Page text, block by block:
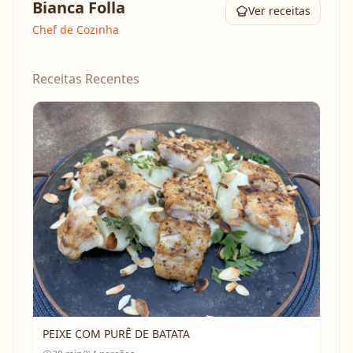
Bianca Folla
Chef de Cozinha
Ver receitas
Receitas Recentes
PEIXE COM PURÊ DE BATATA